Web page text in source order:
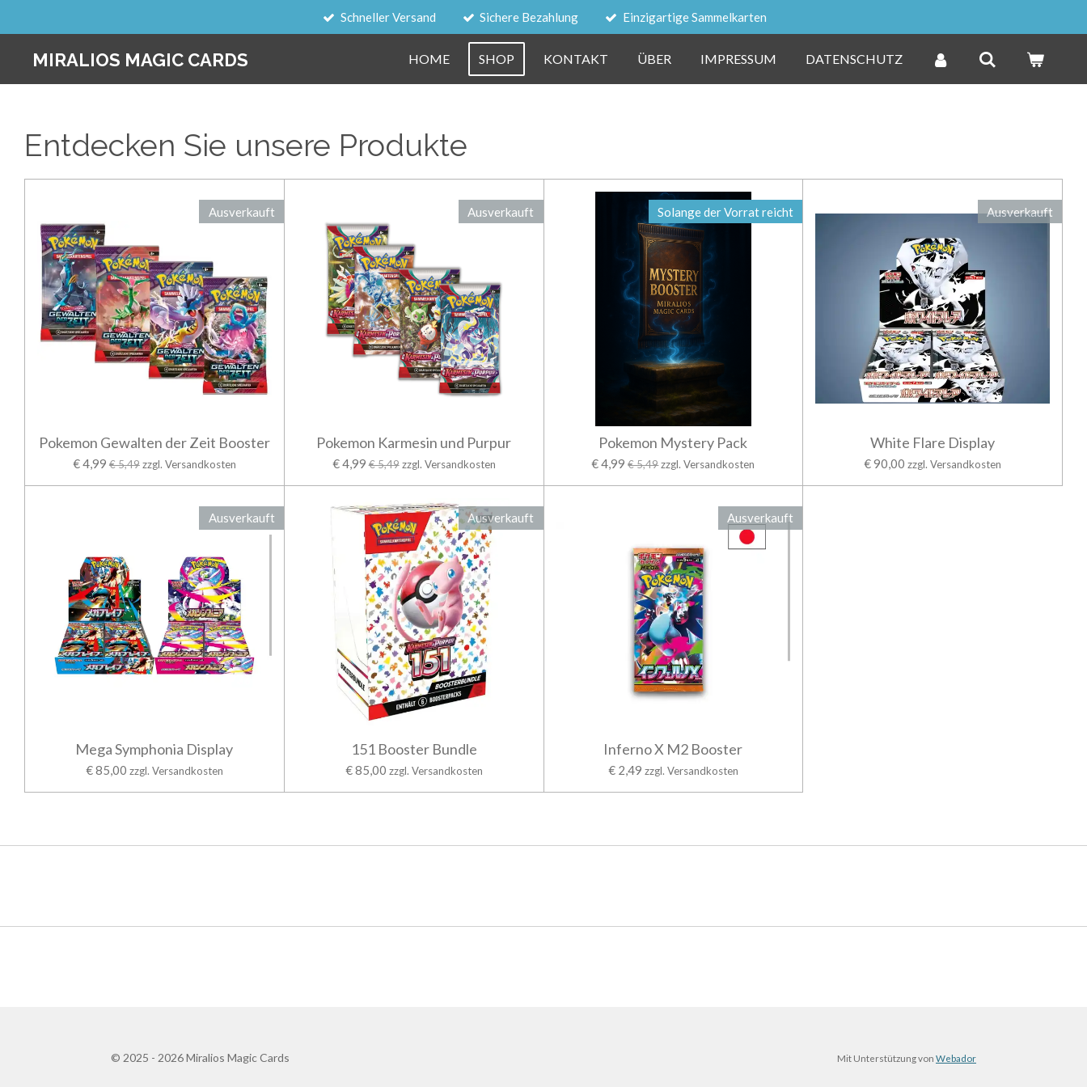
springen
Schneller Versand Sichere Bezahlung Einzigartige Sammelkarten
MIRALIOS MAGIC CARDS HOME SHOP KONTAKT ÜBER IMPRESSUM DATENSCHUTZ
Entdecken Sie unsere Produkte
Ausverkauft
Pokemon Gewalten der Zeit Booster
€ 4,99 € 5,49zzgl. Versandkosten
Ausverkauft
Pokemon Karmesin und Purpur
€ 4,99 € 5,49 zzgl. Versandkosten
Solange der Vorrat reicht
Pokemon Mystery Pack
€ 4,99 € 5,49zzgl. Versandkosten
Ausverkauft
White Flare Display
€ 90,00 zzgl. Versandkosten
Ausverkauft
Mega Symphonia Display
€ 85,00 zzgl. Versandkosten
Ausverkauft
151 Booster Bundle
€ 85,00 zzgl. Versandkosten
Ausverkauft
Inferno X M2 Booster
€ 2,49 zzgl. Versandkosten
© 2025 - 2026 Miralios Magic Cards Mit Unterstützung von Webador